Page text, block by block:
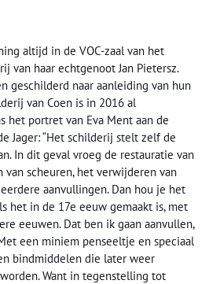
altijd in de VOC-zaal van het
van haar echtgenoot Jan Pietersz.
geschilderd naar aanleiding van hun
van Coen is in 2016 al
het portret van Eva Ment aan de
Jager: “Het schilderij stelt zelf de
In dit geval vroeg de restauratie van
van scheuren, het verwijderen van
aanvullingen. Dan hou je het
het in de 17e eeuw gemaakt is, met
eeuwen. Dat ben ik gaan aanvullen,
een miniem penseeltje en speciaal
bindmiddelen die later weer
Want in tegenstelling tot